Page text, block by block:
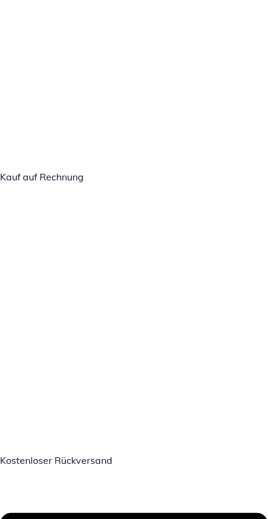
Kauf auf Rechnung
Kostenloser Rückversand